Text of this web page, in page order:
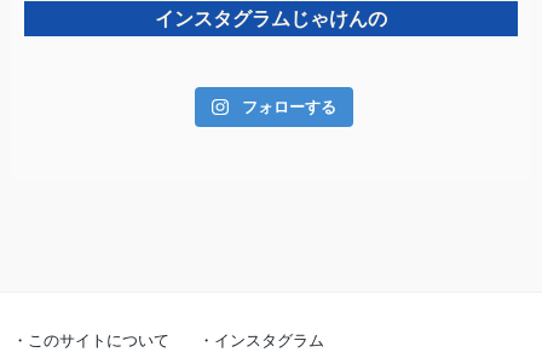
インスタグラムじゃけんの
フォローする
・このサイトについて ・インスタグラム